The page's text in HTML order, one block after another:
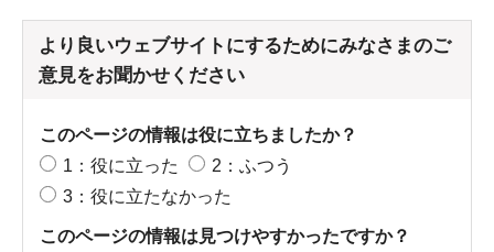
より良いウェブサイトにするためにみなさまのご
意見をお聞かせください
このページの情報は役に立ちましたか？
1：役に立った
2：ふつう
3：役に立たなかった
このページの情報は見つけやすかったですか？